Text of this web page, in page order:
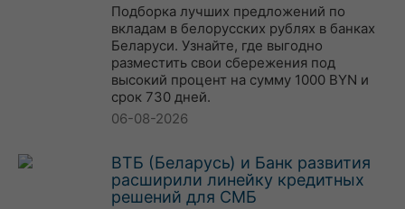
Подборка лучших предложений по
вкладам в белорусских рублях в банках
Беларуси. Узнайте, где выгодно
разместить свои сбережения под
высокий процент на сумму 1000 BYN и
срок 730 дней.
06-08-2026
ВТБ (Беларусь) и Банк развития
расширили линейку кредитных
решений для СМБ